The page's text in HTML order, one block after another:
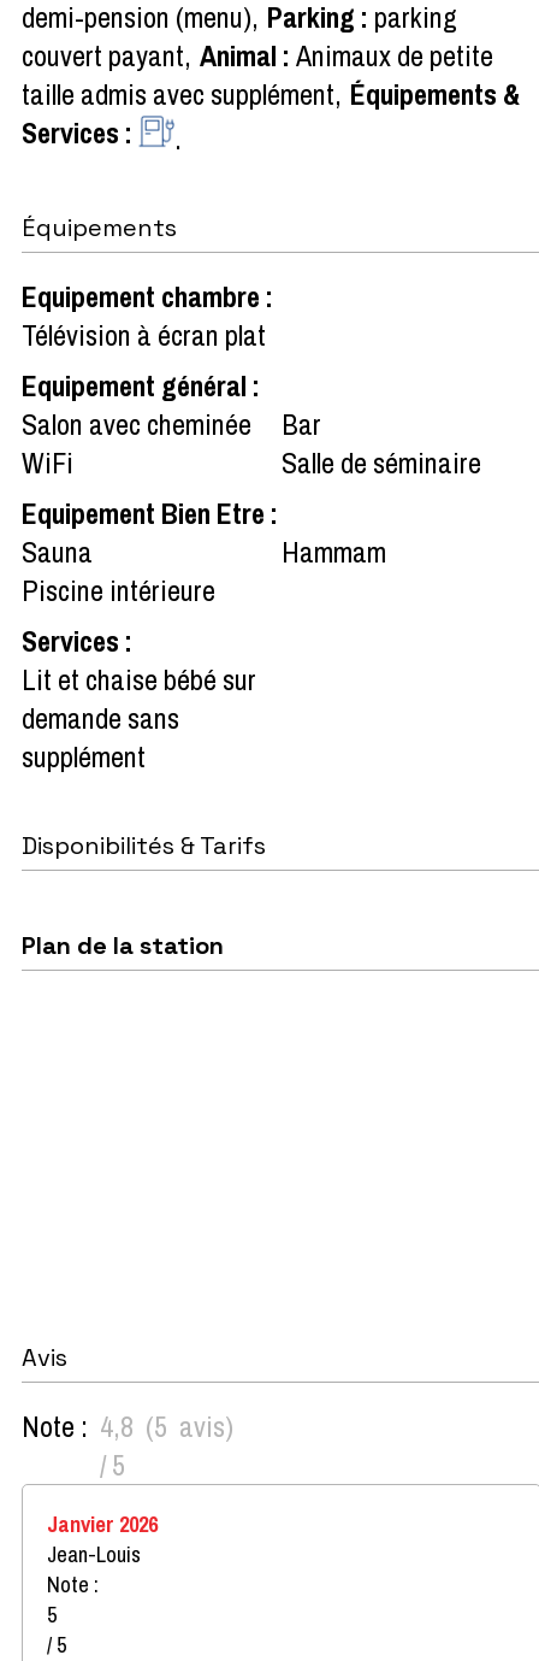
demi-pension (menu) Parking : parking
couvert payant Animal : Animaux de petite
taille admis avec supplément Équipements &
Services :
Équipements
Equipement chambre :
Télévision à écran plat
Equipement général :
Salon avec cheminée
Bar
WiFi
Salle de séminaire
Equipement Bien Etre :
Sauna
Hammam
Piscine intérieure
Services :
Lit et chaise bébé sur
demande sans
supplément
Disponibilités & Tarifs
Plan de la station
Avis
Note : 4,8
/ 5
(5 avis)
Janvier 2026
Jean-Louis
Note :
5
/ 5